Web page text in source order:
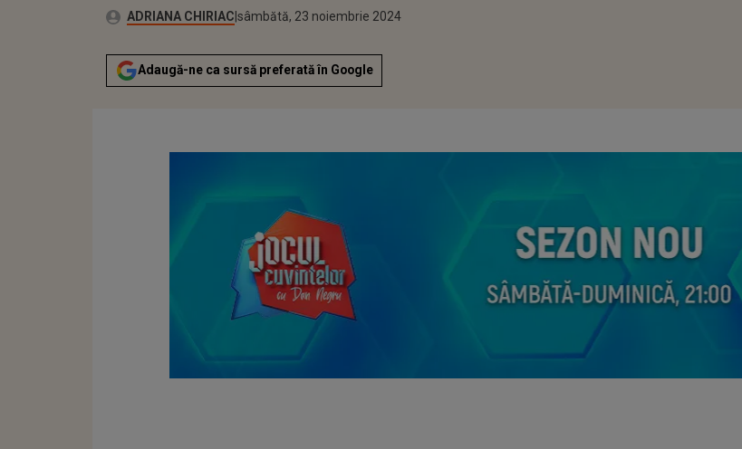
Autor:ADRIANA CHIRIACPublicat:
sâmbătă, 23 noiembrie 2024
Actualizat:
sâmbătă, 23 noiembrie 2024
Adaugă-ne ca sursă preferată în Google